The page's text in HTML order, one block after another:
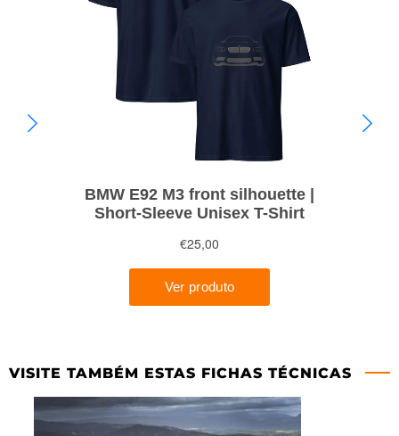
VISITE TAMBÉM ESTAS FICHAS TÉCNICAS